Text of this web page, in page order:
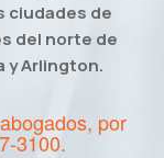
ciudades de
del norte de
y Arlington.
por
3100.